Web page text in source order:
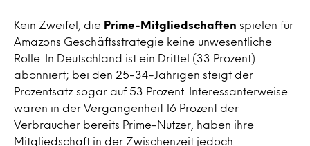
Kein Zweifel, die Prime-Mitgliedschaften spielen für
Amazons Geschäftsstrategie keine unwesentliche
Rolle. In Deutschland ist ein Drittel (33 Prozent)
abonniert; bei den 25-34-Jährigen steigt der
Prozentsatz sogar auf 53 Prozent. Interessanterweise
waren in der Vergangenheit 16 Prozent der
Verbraucher bereits Prime-Nutzer, haben ihre
Mitgliedschaft in der Zwischenzeit jedoch